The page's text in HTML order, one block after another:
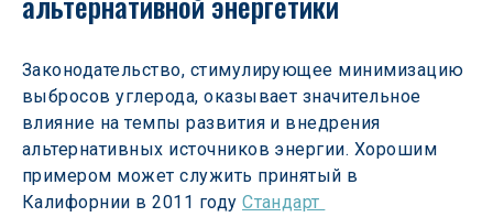
Законодательство, стимулирующее минимизацию
выбросов углерода, оказывает значительное
влияние на темпы развития и внедрения
альтернативных источников энергии. Хорошим
примером может служить принятый в
Калифорнии в 2011 году Стандарт